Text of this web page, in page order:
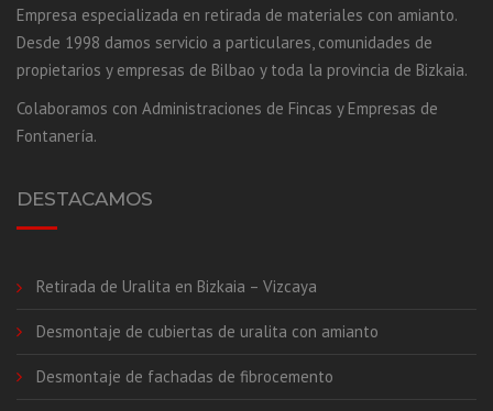
Empresa especializada en retirada de materiales con amianto.
Desde 1998 damos servicio a particulares, comunidades de
propietarios y empresas de Bilbao y toda la provincia de Bizkaia.
Colaboramos con Administraciones de Fincas y Empresas de
Fontanería.
DESTACAMOS
Retirada de Uralita en Bizkaia – Vizcaya
Desmontaje de cubiertas de uralita con amianto
Desmontaje de fachadas de fibrocemento